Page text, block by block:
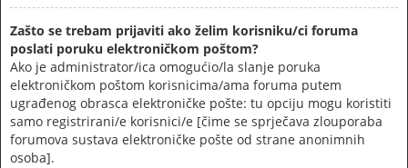
Zašto se trebam prijaviti ako želim korisniku/ci foruma
poslati poruku elektroničkom poštom?
Ako je administrator/ica omogućio/la slanje poruka
elektroničkom poštom korisnicima/ama foruma putem
ugrađenog obrasca elektroničke pošte: tu opciju mogu koristiti
samo registrirani/e korisnici/e [čime se sprječava zlouporaba
forumova sustava elektroničke pošte od strane anonimnih
osoba].